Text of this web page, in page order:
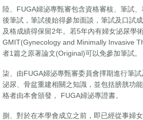
陸、FUGA婦泌專甄審包含資格審核、筆試
後筆試，筆試後始得參加面談，筆試及口試
及格成績得保留2年。若5年內有婦女泌尿學
GMIT(Gynecology and Minimally Invasive
者1篇之原著論文(Original)可以免參加筆試。
柒、由FUGA婦泌專甄審委員會擇期進行筆
泌尿、骨盆重建相關之知識，並包括膀胱功
格者由本會頒發， FUGA婦泌專證書。
捌、對於在本學會成立之前，即已經從事婦